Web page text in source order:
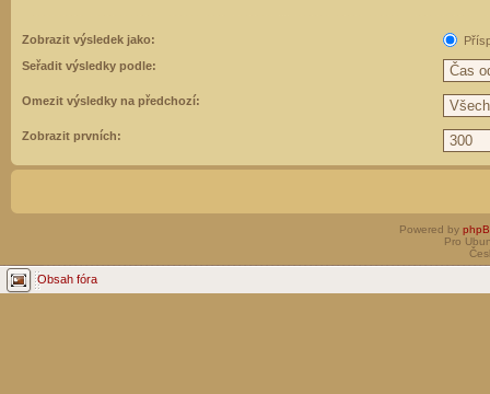
Zobrazit výsledek jako:
Seřadit výsledky podle:
Omezit výsledky na předchozí:
Zobrazit prvních:
Powered by
Pro
Obsah fóra